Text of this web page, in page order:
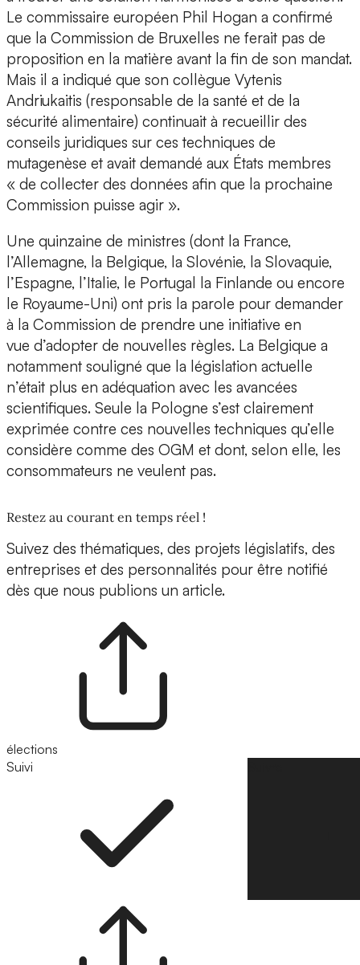
Le commissaire européen Phil Hogan a confirmé
que la Commission de Bruxelles ne ferait pas de
proposition en la matière avant la fin de son mandat.
Mais il a indiqué que son collègue Vytenis
Andriukaitis (responsable de la santé et de la
sécurité alimentaire) continuait à recueillir des
conseils juridiques sur ces techniques de
mutagenèse et avait demandé aux États membres
« de collecter des données afin que la prochaine
Commission puisse agir ».
Une quinzaine de ministres (dont la France,
l’Allemagne, la Belgique, la Slovénie, la Slovaquie,
l’Espagne, l’Italie, le Portugal la Finlande ou encore
le Royaume-Uni) ont pris la parole pour demander
à la Commission de prendre une initiative en
vue d’adopter de nouvelles règles. La Belgique a
notamment souligné que la législation actuelle
n’était plus en adéquation avec les avancées
scientifiques. Seule la Pologne s’est clairement
exprimée contre ces nouvelles techniques qu’elle
considère comme des OGM et dont, selon elle, les
consommateurs ne veulent pas.
Restez au courant en temps réel !
Suivez des thématiques, des projets législatifs, des
entreprises et des personnalités pour être notifié
dès que nous publions un article.
élections
Suivi